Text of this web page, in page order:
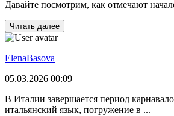
Давайте посмотрим, как отмечают
Читать далее
ElenaBasova
05.03.2026 00:09
В Италии завершается период
итальянский язык, погружение в ...